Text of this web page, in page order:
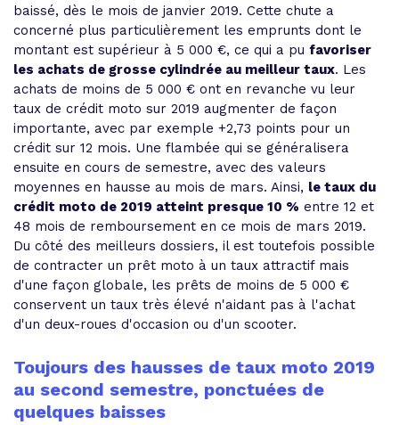
baissé, dès le mois de janvier 2019. Cette chute a
concerné plus particulièrement les emprunts dont le
montant est supérieur à 5 000 €, ce qui a pu favoriser
les achats de grosse cylindrée au meilleur taux. Les
achats de moins de 5 000 € ont en revanche vu leur
taux de crédit moto sur 2019 augmenter de façon
importante, avec par exemple +2,73 points pour un
crédit sur 12 mois. Une flambée qui se généralisera
ensuite en cours de semestre, avec des valeurs
moyennes en hausse au mois de mars. Ainsi, le taux du
crédit moto de 2019 atteint presque 10 % entre 12 et
48 mois de remboursement en ce mois de mars 2019.
Du côté des meilleurs dossiers, il est toutefois possible
de contracter un prêt moto à un taux attractif mais
d'une façon globale, les prêts de moins de 5 000 €
conservent un taux très élevé n'aidant pas à l'achat
d'un deux-roues d'occasion ou d'un scooter.
Toujours des hausses de taux moto 2019
au second semestre, ponctuées de
quelques baisses